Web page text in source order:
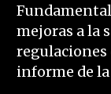
mejoras a la
regulaciones
informe de